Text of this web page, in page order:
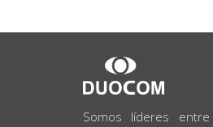
SOBRE
NOSOTROS
Somos líderes